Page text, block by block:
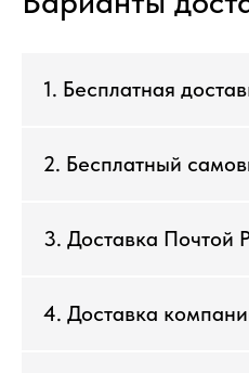
1. Бесплатная
2. Бесплатный
3. Доставка Почтой
4. Доставка